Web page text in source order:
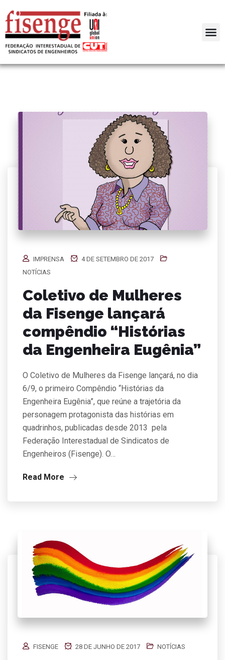
IMPRENSA
4 DE SETEMBRO DE 2017
NOTÍCIAS
Coletivo de Mulheres
da Fisenge lançará
compêndio “Histórias
da Engenheira Eugênia”
O Coletivo de Mulheres da Fisenge lançará, no dia
6/9, o primeiro Compêndio “Histórias da
Engenheira Eugênia”, que reúne a trajetória da
personagem protagonista das histórias em
quadrinhos, publicadas desde 2013 pela
Federação Interestadual de Sindicatos de
Engenheiros (Fisenge). O…
Read More
FISENGE 28 DE JUNHO DE 2017 NOTÍCIAS